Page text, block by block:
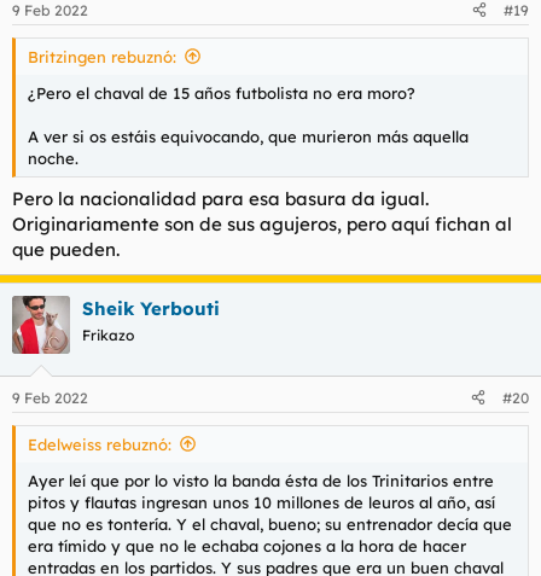
e
s
9 Feb 2022 #19
Britzingen rebuznó:
¿Pero el chaval de 15 años futbolista no era moro?
A ver si os estáis equivocando, que murieron más aquella
noche.
Pero la nacionalidad para esa basura da igual.
Originariamente son de sus agujeros, pero aquí fichan al
que pueden.
Sheik Yerbouti
Frikazo
9 Feb 2022 #20
Edelweiss rebuznó:
Ayer leí que por lo visto la banda ésta de los Trinitarios entre
pitos y flautas ingresan unos 10 millones de leuros al año, así
que no es tontería. Y el chaval, bueno; su entrenador decía que
era tímido y que no le echaba cojones a la hora de hacer
entradas en los partidos. Y sus padres que era un buen chaval